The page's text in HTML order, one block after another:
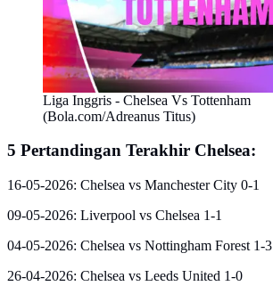
Liga Inggris - Chelsea Vs Tottenham
(Bola.com/Adreanus Titus)
5 Pertandingan Terakhir Chelsea:
16-05-2026: Chelsea vs Manchester City 0-1
09-05-2026: Liverpool vs Chelsea 1-1
04-05-2026: Chelsea vs Nottingham Forest 1-3
26-04-2026: Chelsea vs Leeds United 1-0